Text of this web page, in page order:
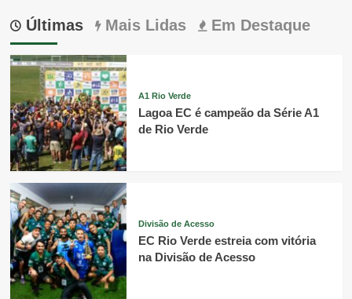
Últimas Mais Lidas Em Destaque
A1 Rio Verde
Lagoa EC é campeão da Série A1
de Rio Verde
Divisão de Acesso
EC Rio Verde estreia com vitória
na Divisão de Acesso